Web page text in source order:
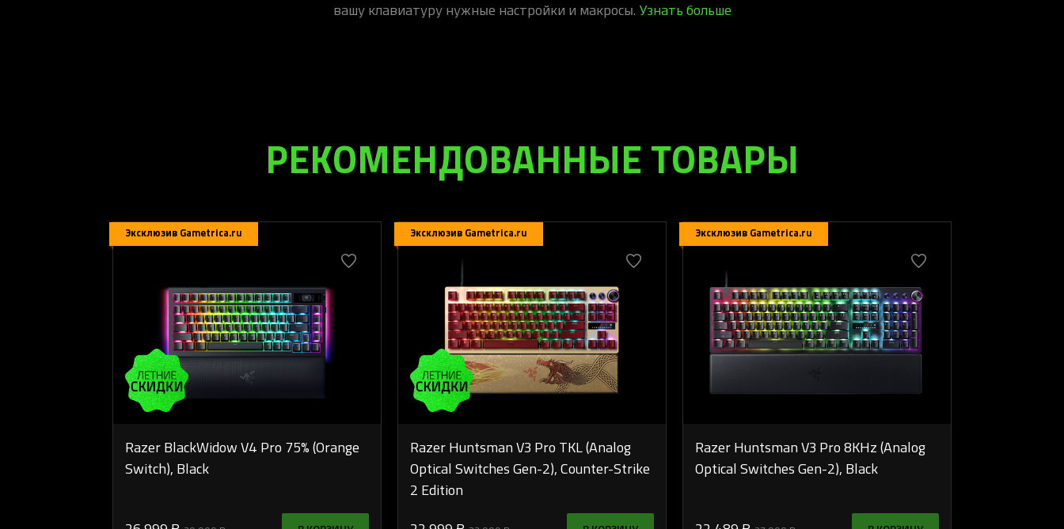
вашу клавиатуру нужные настройки и макросы. Узнать больше
РЕКОМЕНДОВАННЫЕ ТОВАРЫ
Эксклюзив Gametrica.ru
Razer BlackWidow V4 Pro 75% (Orange
Switch), Black
Эксклюзив Gametrica.ru
Razer Huntsman V3 Pro TKL (Analog
Optical Switches Gen-2), Counter-Strike
2 Edition
Эксклюзив Gametrica.ru
Razer Huntsman V3 Pro 8KHz (Analog
Optical Switches Gen-2), Black